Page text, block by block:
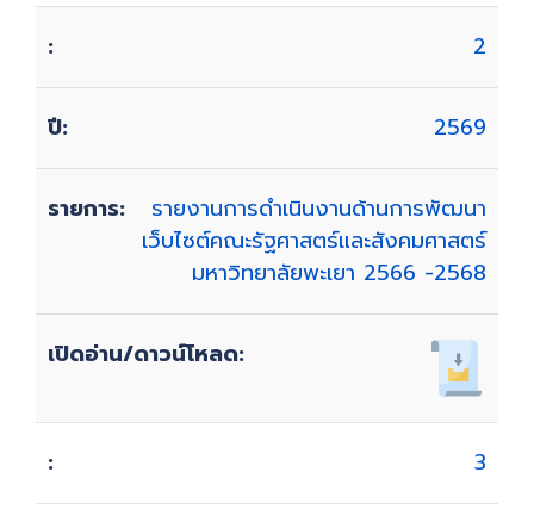
2
2569
รายงานการดำเนินงานด้านการพัฒนา
เว็บไซต์คณะรัฐศาสตร์และสังคมศาสตร์
มหาวิทยาลัยพะเยา 2566 -2568
3